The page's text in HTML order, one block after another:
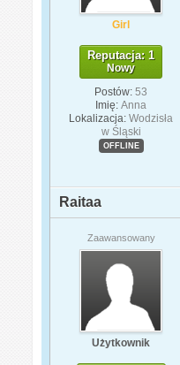
Girl
Reputacja: 1
Nowy
Postów: 53
Imię: Anna
Lokalizacja: Wodzisła
w Śląski
OFFLINE
Raitaa
Zaawansowany
Użytkownik